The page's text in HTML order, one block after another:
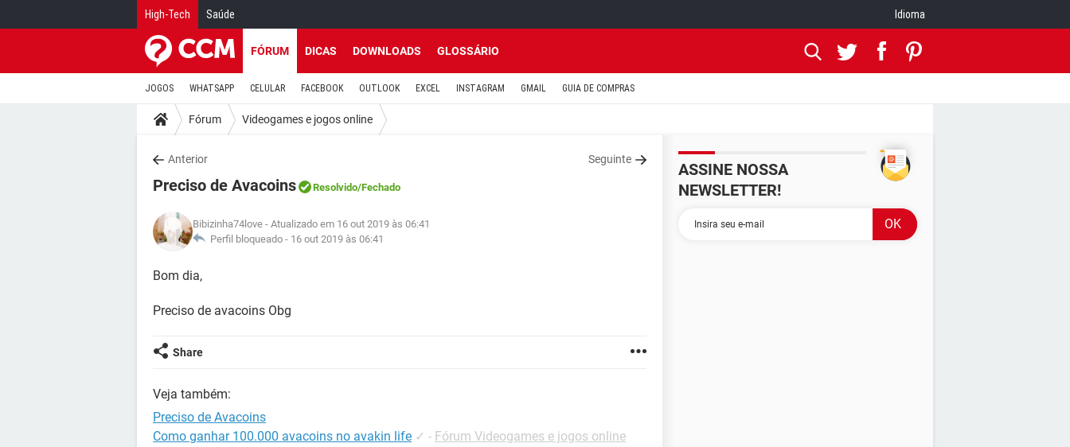
High-Tech Saúde Idioma
FÓRUM DICAS DOWNLOADS GLOSSÁRIO
JOGOS WHATSAPP CELULAR FACEBOOK OUTLOOK EXCEL INSTAGRAM GMAIL GUIA DE COMPRAS
Fórum Videogames e jogos online
Anterior Seguinte
Preciso de Avacoins Resolvido/Fechado
Bibizinha74love - Atualizado em 16 out 2019 às 06:41
Perfil bloqueado - 16 out 2019 às 06:41
Bom dia,
Preciso de avacoins Obg
Share
Veja também:
Preciso de Avacoins
Como ganhar 100.000 avacoins no avakin life ✓ - Fórum Videogames e jogos online
ASSINE NOSSA
NEWSLETTER!